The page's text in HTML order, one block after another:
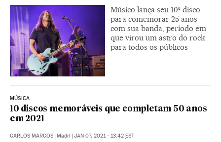
Músico lança seu 10º disco
para comemorar 25 anos
com sua banda, período em
que virou um astro do rock
para todos os públicos
MÚSICA
10 discos memoráveis que completam 50 anos
em 2021
CARLOS MARCOS | Madri | JAN 07, 2021 - 13:42 EST